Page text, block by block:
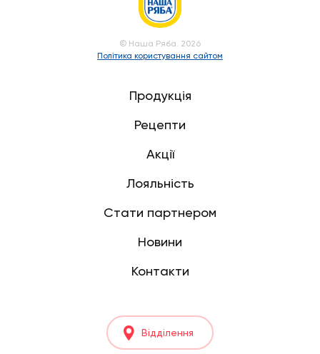
© Наша Ряба. 2026
Політика користування сайтом
Продукція
Рецепти
Акції
Лояльність
Стати партнером
Новини
Контакти
Відділення